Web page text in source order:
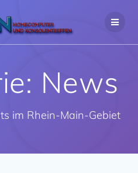
Inhalt
springen
News
im Rhein-Main-Gebiet